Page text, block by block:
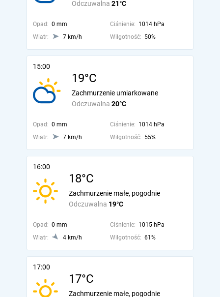
Odczuwalna 21°C
Opad: 0 mm Ciśnienie: 1014 hPa
Wiatr:
7 km/h Wilgotność: 50%
15:00
19°C
Odczuwalna 20°C
Zachmurzenie umiarkowane
Opad: 0 mm Ciśnienie: 1014 hPa
Wiatr:
7 km/h Wilgotność: 55%
16:00
18°C
Odczuwalna 19°C
Zachmurzenie małe, pogodnie
Opad: 0 mm Ciśnienie: 1015 hPa
Wiatr:
4 km/h Wilgotność: 61%
17:00
17°C
Zachmurzenie małe, pogodnie